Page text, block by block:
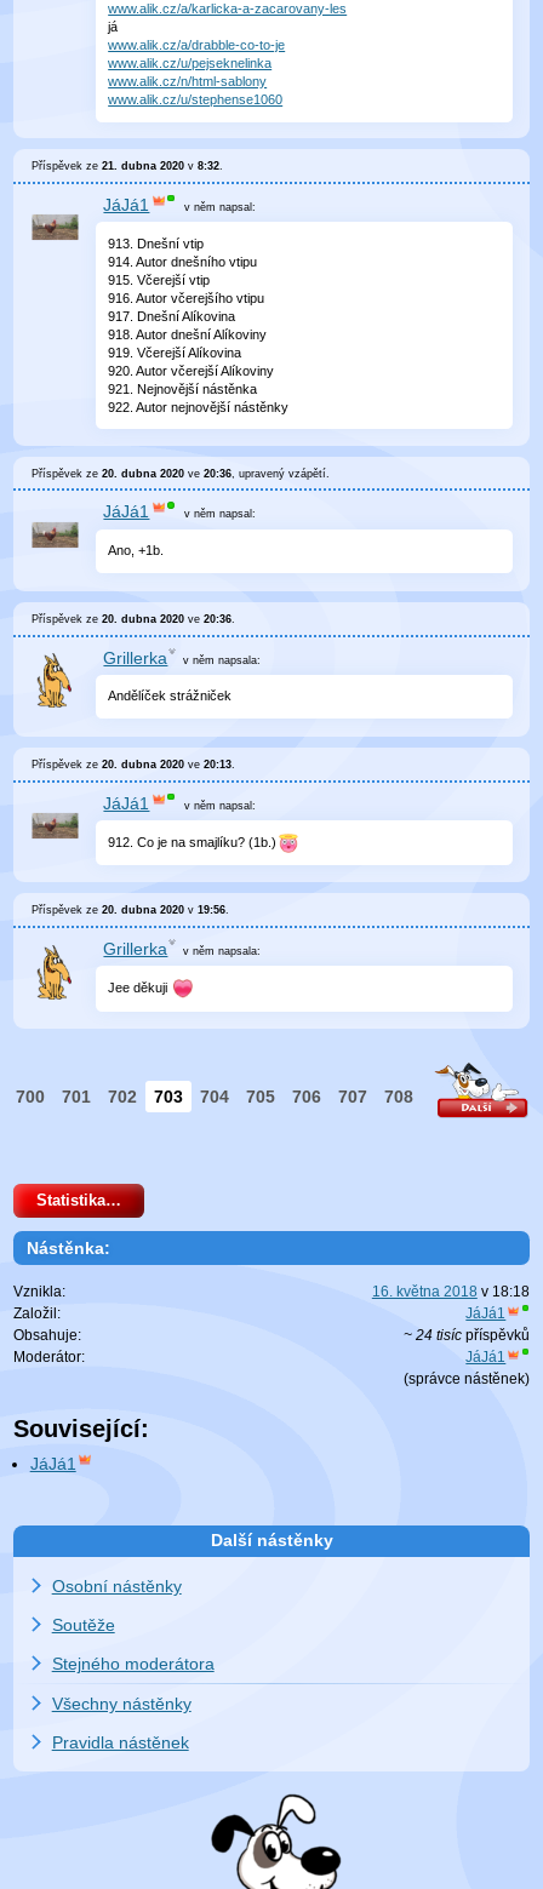
www.alik.cz/a/karlicka-a-zacarovany-les
já
www.alik.cz/a/drabble-co-to-je
www.alik.cz/u/pejseknelinka
www.alik.cz/n/html-sablony
www.alik.cz/u/stephense1060
Příspěvek ze21. dubna 2020 v8:32.
JáJá1 v něm napsal:
913. Dnešní vtip
914. Autor dnešního vtipu
915. Včerejší vtip
916. Autor včerejšího vtipu
917. Dnešní Alíkovina
918. Autor dnešní Alíkoviny
919. Včerejší Alíkovina
920. Autor včerejší Alíkoviny
921. Nejnovější nástěnka
922. Autor nejnovější nástěnky
Příspěvek ze20. dubna 2020 ve20:36 , upravenývzápětí
JáJá1 v něm napsal:
Ano, +1b.
Příspěvek ze20. dubna 2020 ve20:36
Grillerka v něm napsala:
Andělíček strážniček
Příspěvek ze20. dubna 2020 ve20:13.
JáJá1 v něm napsal:
912. Co je na smajlíku? (1b.)
Příspěvek ze20. dubna 2020 v19:56.
Grillerka v něm napsala:
Jee děkuji
700 701 702 703 704 705 706 707 708
Statistika…
Nástěnka:
Vznikla: 16. května 2018 v 18:18
Založil:
JáJá1
Obsahuje:
~ 24 tisícpříspěvků
Moderátor:
JáJá1
(správce nástěnek)
Související:
JáJá1
Další nástěnky
Osobní nástěnky
Soutěže
Stejného moderátora
Všechny nástěnky
Pravidla nástěnek